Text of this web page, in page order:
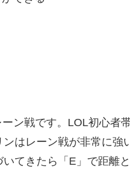
ン戦です。LOL初心者
はレーン戦が非常に強
てきたら「E」で距離